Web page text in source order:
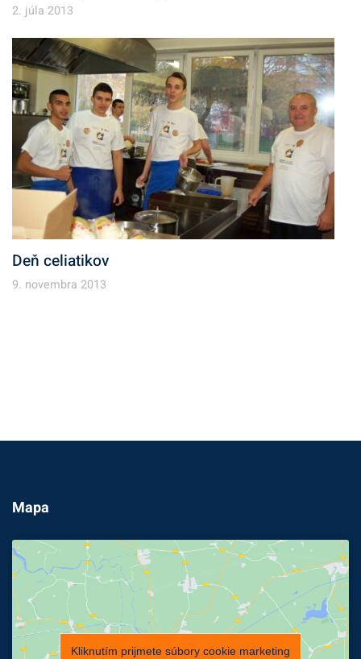
2. júla 2013
Deň celiatikov
9. novembra 2013
Mapa
Kliknutím prijmete súbory cookie marketing